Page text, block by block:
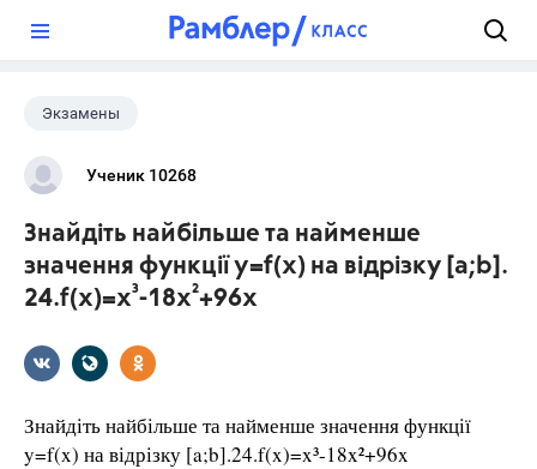
Экзамены
Ученик 10268
Знайдіть найбільше та найменше
значення функції y=f(x) на відрізку [a;b].
24.f(x)=x³-18x²+96x
Знайдіть найбільше та найменше значення функції
y=f(x) на відрізку [a;b].24.f(x)=x³-18x²+96x